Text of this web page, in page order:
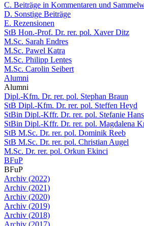
C. Beiträge in Kommentaren und
D. Sonstige Beiträge
E. Rezensionen
StB Hon.-Prof. Dr. rer. pol. Xaver Ditz
M.Sc. Sarah Endres
M.Sc. Pawel Katra
M.Sc. Philipp Lentes
M.Sc. Carolin Seibert
Alumni
Alumni
Dipl.-Kfm. Dr. rer. pol. Stephan Braun
StB Dipl.-Kfm. Dr. rer. pol. Steffen Heyd
StBin Dipl.-Kffr. Dr. rer. pol. Stefanie
StBin Dipl.-Kffr. Dr. rer. pol. Magdalena
StB M.Sc. Dr. rer. pol. Dominik Reeb
StB M.Sc. Dr. rer. pol. Christian Augel
M.Sc. Dr. rer. pol. Orkun Ekinci
BFuP
BFuP
Archiv (2022)
Archiv (2021)
Archiv (2020)
Archiv (2019)
Archiv (2018)
Archiv (2017)